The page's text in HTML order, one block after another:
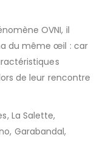
OVNI, il
du même œil : car
de leur rencontre
La Salette,
Garabandal,